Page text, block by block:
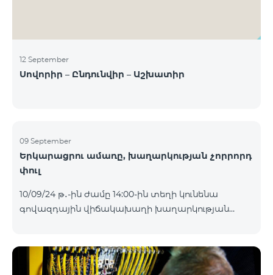
12 September
Սովորիր – Ընդունվիր – Աշխատիր
09 September
Երկարացրու ամառը, խաղարկության չորրորդ
փուլ
10/09/24 թ․-ին ժամը 14:00-ին տեղի կունենա
գովազդային վիճակախաղի խաղարկության
պրոմոյի շրջանակներում տրամադրվող SIM
քարտի` TeamTok կանխավճարային